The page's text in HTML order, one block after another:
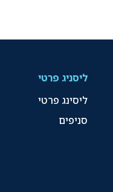
ליסניג פרטי
ליסינג פרטי
סניפים